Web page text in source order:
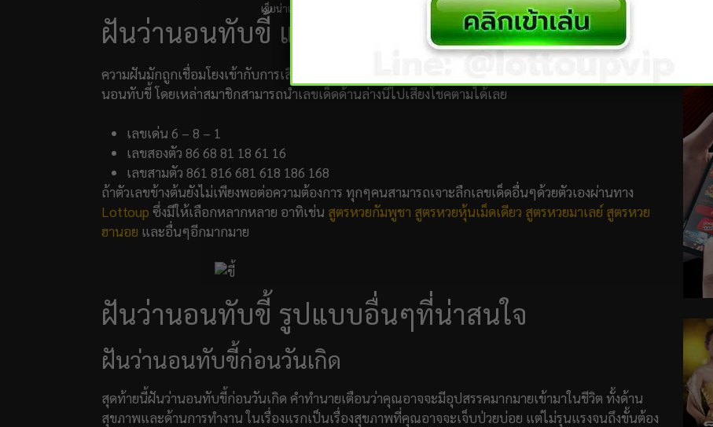
เว็บน่าเชื่อถือ เว็บหวย No.1 ของไทย
ฝันว่านอนทับขี้ แนวทางเลขเด็ดพารวย
ความฝันมักถูกเชื่อมโยงเข้ากับการเสี่ยงโชคเสมอ และมีคนไทยจำนวนไม่น้อยเลยที่ถูกหวยหลังจากฝันว่า
นอนทับขี้ โดยเหล่าสมาชิกสามารถนำเลขเด็ดด้านล่างนี้ไปเสี่ยงโชคตามได้เลย
เลขเด่น 6 – 8 – 1
เลขสองตัว 86 68 81 18 61 16
เลขสามตัว 861 816 681 618 186 168
ถ้าตัวเลขข้างต้นยังไม่เพียงพอต่อความต้องการ ทุกๆคนสามารถเจาะลืกเลขเด็ดอื่นๆด้วยตัวเองผ่านทาง
Lottoup ซึ่งมีให้เลือกหลากหลาย อาทิเช่น สูตรหวยกัมพูชา สูตรหวยหุ้นเม็ดเดียว สูตรหวยมาเลย์ สูตรหวย
ฮานอย และอื่นๆอีกมากมาย
ฝันว่านอนทับขี้ รูปแบบอื่นๆที่น่าสนใจ
ฝันว่านอนทับขี้ก่อนวันเกิด
สุดท้ายนี้ฝันว่านอนทับขี้ก่อนวันเกิด คำทำนายเตือนว่าคุณอาจจะมีอุปสรรคมากมายเข้ามาในชีวิต ทั้งด้าน
สุขภาพและด้านการทำงาน ในเรื่องแรกเป็นเรื่องสุขภาพที่คุณอาจจะเจ็บป่วยบ่อย แต่ไม่รุนแรงจนถึงขั้นต้อง